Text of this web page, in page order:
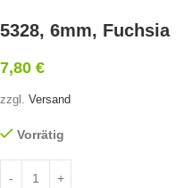
5328, 6mm, Fuchsia
7,80 €
zzgl. Versand
Vorrätig